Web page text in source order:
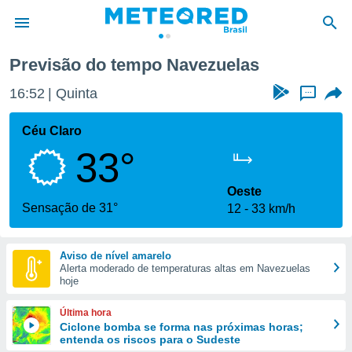
da
fornecidas
a este
das
e
forma
digital
Previsão do tempo Navezuelas
16:52 Quinta ...
Céu Claro
33°
Sensação de 31°
Oeste
12
33 km/h
Aviso de nível amarelo
Alerta moderado de temperaturas altas em Navezuelas
hoje
Última hora
Ciclone bomba se forma nas próximas horas;
entenda os riscos para o Sudeste